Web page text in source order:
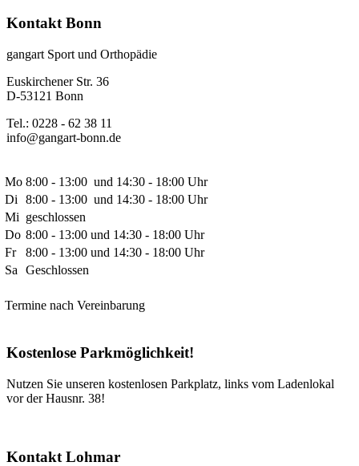
Kontakt Bonn
gangart Sport und Orthopädie
Euskirchener Str. 36
D-53121 Bonn
Tel.: 0228 - 62 38 11
info@gangart-bonn.de
Mo 8:00 - 13:00 und 14:30 - 18:00 Uhr
Di
8:00 - 13:00 und 14:30 - 18:00 Uhr
Mi geschlossen
Do 8:00 - 13:00 und 14:30 - 18:00 Uhr
Fr
8:00 - 13:00 und 14:30 - 18:00 Uhr
Sa
Geschlossen
Termine nach Vereinbarung
Kostenlose Parkmöglichkeit!
Nutzen Sie unseren kostenlosen Parkplatz, links vom Ladenlokal
vor der Hausnr. 38!
Kontakt Lohmar